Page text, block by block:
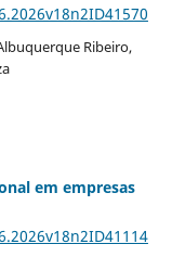
Ribeiro,
em empresas